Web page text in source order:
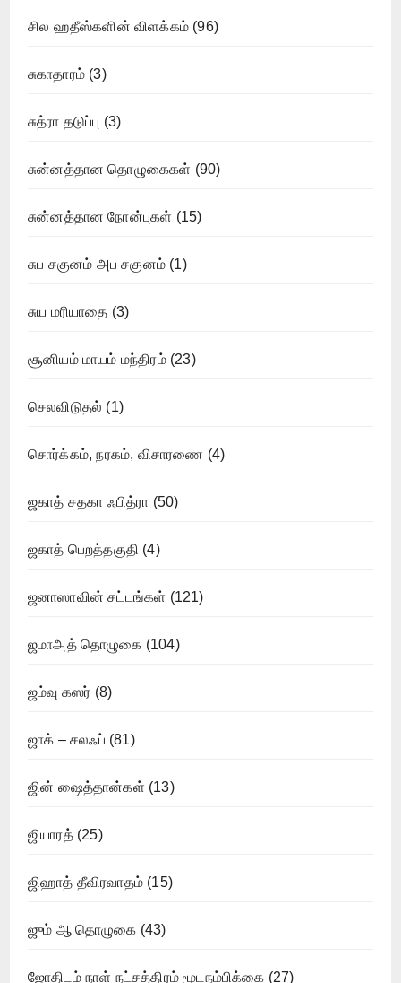
சில ஹதீஸ்களின் விளக்கம் (96)
சுகாதாரம் (3)
சுத்ரா தடுப்பு (3)
சுன்னத்தான தொழுகைகள் (90)
சுன்னத்தான நோன்புகள் (15)
சுப சகுனம் அப சகுனம் (1)
சுய மரியாதை (3)
சூனியம் மாயம் மந்திரம்(23)
செலவிடுதல் (1)
சொர்க்கம், நரகம், விசாரணை (4)
ஜகாத் சதகா ஃபித்ரா (50)
ஜகாத் பெறத்தகுதி (4)
ஜனாஸாவின் சட்டங்கள் (121)
ஜமாஅத் தொழுகை (104)
ஜம்வு கஸர் (8)
ஜாக் – சலஃப் (81)
ஜின் ஷைத்தான்கள் (13)
ஜியாரத்(25)
ஜிஹாத் தீவிரவாதம் (15)
ஜும் ஆ தொழுகை (43)
ஜோதிடம் நாள் நட்சத்திரம் மூடநம்பிக்கை (27)